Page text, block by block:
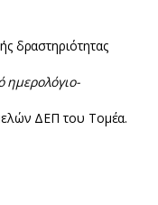
δραστηριότητας
ΔΕΠ του Τομέα.